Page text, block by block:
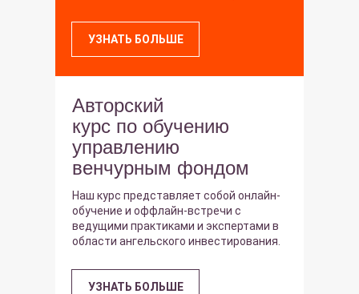
УЗНАТЬ БОЛЬШЕ
УЗНАТЬ БОЛЬШЕ
Наш курс представляет собой онлайн-
обучение и оффлайн-встречи с
ведущими практиками и экспертами в
области ангельского инвестирования.
Авторский
курс по обучению
управлению
венчурным фондом